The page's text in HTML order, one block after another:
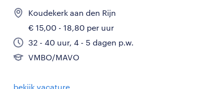
Koudekerk aan den Rijn
€ 15,00 - 18,80 per uur
32 - 40 uur, 4 - 5 dagen p.w.
VMBO/MAVO
bekijk vacature